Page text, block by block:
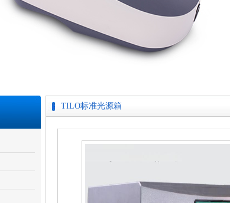
TILO标准光源箱